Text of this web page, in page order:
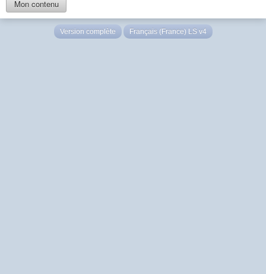
Mon contenu
Version complète Français (France) LS v4